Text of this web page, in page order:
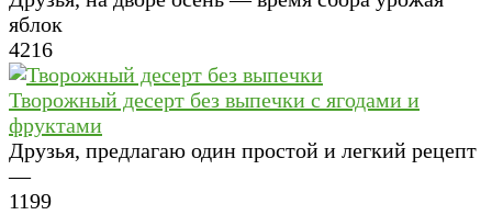
яблок
4216
Творожный десерт без выпечки с ягодами и
фруктами
Друзья, предлагаю один простой и легкий рецепт
—
1199